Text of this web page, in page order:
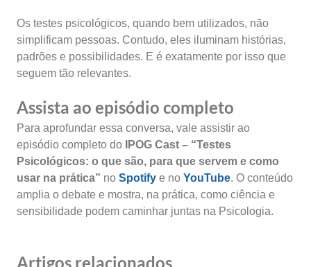
Os testes psicológicos, quando bem utilizados, não
simplificam pessoas. Contudo, eles iluminam histórias,
padrões e possibilidades. E é exatamente por isso que
seguem tão relevantes.
Assista ao episódio completo
Para aprofundar essa conversa, vale assistir ao
episódio completo do
IPOG Cast – “Testes
Psicológicos: o que são, para que servem e como
usar na prática” no Spotify e no YouTube. O conteúdo
amplia o debate e mostra, na prática, como ciência e
sensibilidade podem caminhar juntas na Psicologia.
Artigos relacionados